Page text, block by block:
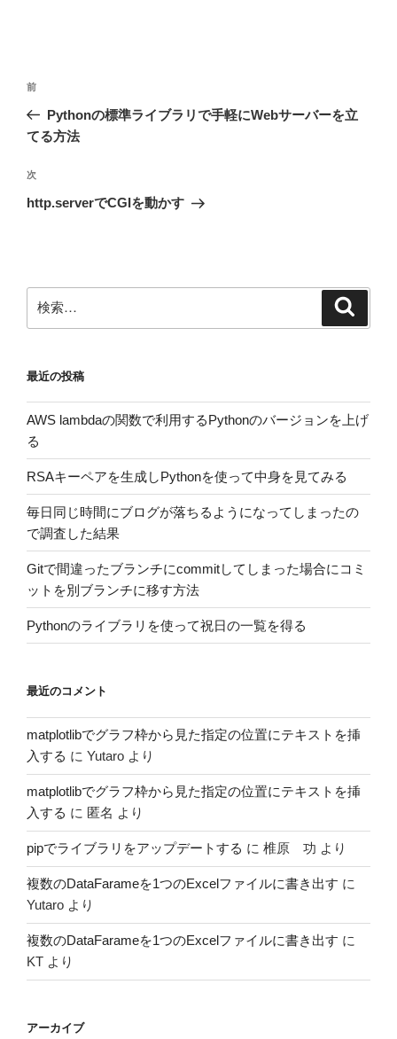
投
ナ
ゲ
ー
前
の
投
前
Pythonの標準ライブラリで手軽にWebサーバーを立
てる方法
次
の
次
http.serverでCGIを動かす
索:
最近の投稿
AWS lambdaの関数で利用するPythonのバージョンを上げ
る
RSAキーペアを生成しPythonを使って中身を見てみる
毎日同じ時間にブログが落ちるようになってしまったの
で調査した結果
Gitで間違ったブランチにcommitしてしまった場合にコミ
ットを別ブランチに移す方法
Pythonのライブラリを使って祝日の一覧を得る
最近のコメント
matplotlibでグラフ枠から見た指定の位置にテキストを挿
入する に Yutaro より
matplotlibでグラフ枠から見た指定の位置にテキストを挿
入する に 匿名 より
pipでライブラリをアップデートする に 椎原 功 より
複数のDataFarameを1つのExcelファイルに書き出す に
Yutaro より
複数のDataFarameを1つのExcelファイルに書き出す に
KT より
アーカイブ